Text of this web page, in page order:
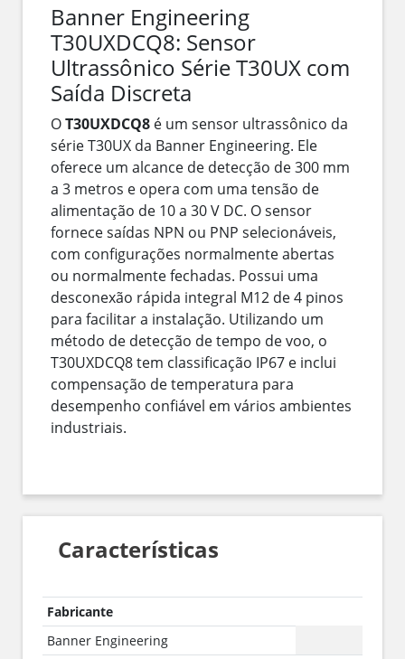
Banner Engineering
T30UXDCQ8: Sensor
Ultrassônico Série T30UX com
Saída Discreta
OT30UXDCQ8 é um sensor ultrassônico da
série T30UX da Banner Engineering. Ele
oferece um alcance de detecção de 300 mm
a 3 metros e opera com uma tensão de
alimentação de 10 a 30 V DC. O sensor
fornece saídas NPN ou PNP selecionáveis,
com configurações normalmente abertas
ou normalmente fechadas. Possui uma
desconexão rápida integral M12 de 4 pinos
para facilitar a instalação. Utilizando um
método de detecção de tempo de voo, o
T30UXDCQ8 tem classificação IP67 e inclui
compensação de temperatura para
desempenho confiável em vários ambientes
industriais.
Características
Fabricante
Banner Engineering